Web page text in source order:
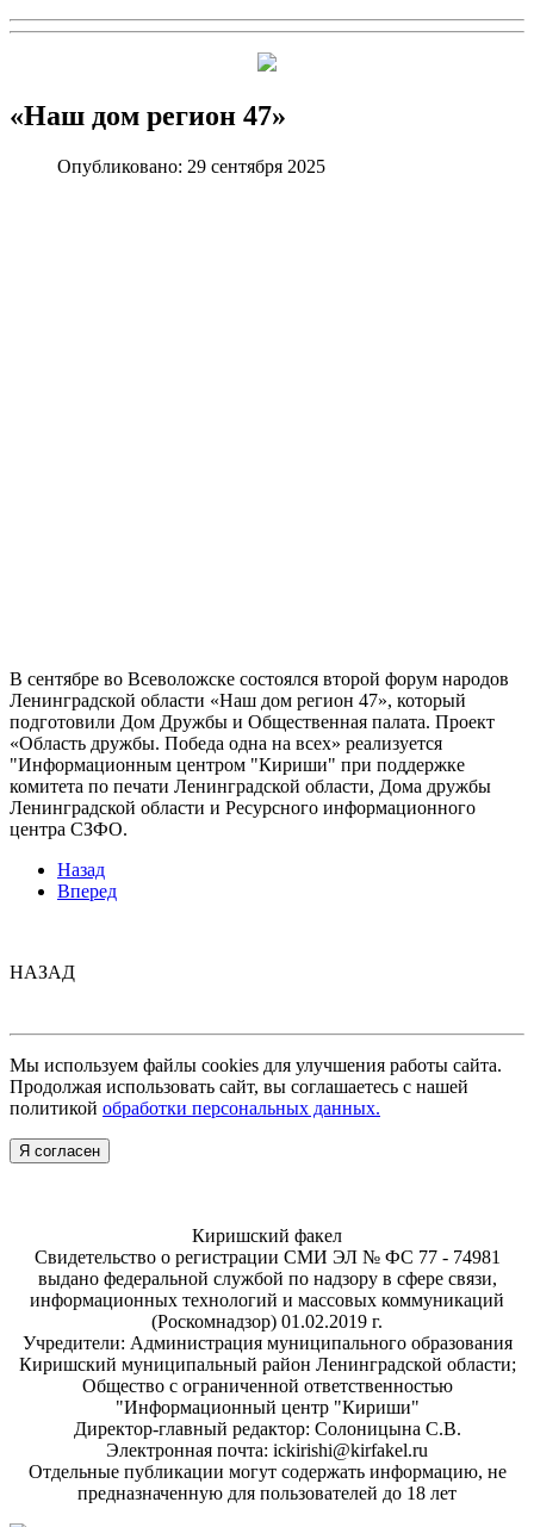
«Наш дом регион 47»
Опубликовано: 29 сентября 2025
В сентябре во Всеволожске состоялся второй форум народов
Ленинградской области «Наш дом регион 47», который
подготовили Дом Дружбы и Общественная палата. Проект
«Область дружбы. Победа одна на всех» реализуется
"Информационным центром "Кириши" при поддержке
комитета по печати Ленинградской области, Дома дружбы
Ленинградской области и Ресурсного информационного
центра СЗФО.
Назад
Вперед
НАЗАД
Мы используем файлы cookies для улучшения работы сайта.
Продолжая использовать сайт, вы соглашаетесь с нашей
политикой обработки персональных данных.
Я согласен
Киришский факел
Свидетельство о регистрации СМИ ЭЛ № ФС 77 - 74981
выдано федеральной службой по надзору в сфере связи,
информационных технологий и массовых коммуникаций
(Роскомнадзор) 01.02.2019 г.
Учредители: Администрация муниципального образования
Киришский муниципальный район Ленинградской области;
Общество с ограниченной ответственностью
"Информационный центр "Кириши"
Директор-главный редактор: Солоницына С.В.
Электронная почта: ickirishi@kirfakel.ru
Отдельные публикации могут содержать информацию, не
предназначенную для пользователей до 18 лет